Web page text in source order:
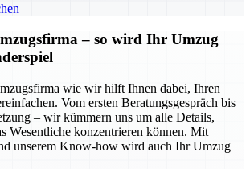
– so wird Ihr Umzug
wie wir hilft Ihnen dabei, Ihren
Vom ersten Beratungsgespräch bis
– wir kümmern uns um alle Details,
Wesentliche konzentrieren können. Mit
unserem Know-how wird auch Ihr Umzug